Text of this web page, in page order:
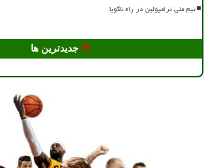
تیم ملی ترامپولین در راه ناگویا
جدیدترین ها